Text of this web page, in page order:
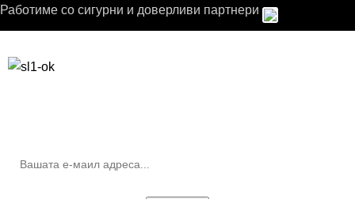
Работиме со сигурни и доверливи партнери